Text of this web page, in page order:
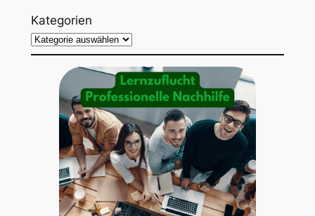
Kategorien